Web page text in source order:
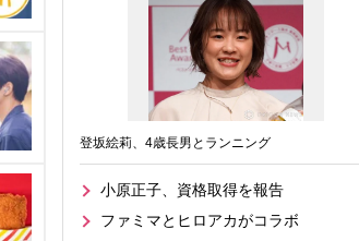
登坂絵莉、4歳長男とランニング
小原正子、資格取得を報告
ファミマとヒロアカがコラボ